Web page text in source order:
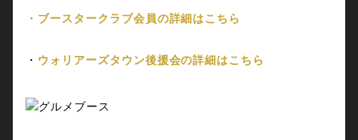
・ブースタークラブ会員の詳細はこちら
・ ウォリアーズタウン後援会の詳細はこちら